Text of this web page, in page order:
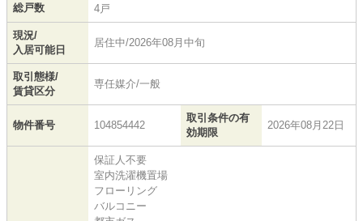
総戸数 4戸
現況/
入居可能日
居住中/2026年08月中旬
取引態様/
賃貸区分
専任媒介/一般
物件番号 104854442
取引条件の有
効期限
2026年08月22日
保証人不要
室内洗濯機置場
フローリング
バルコニー